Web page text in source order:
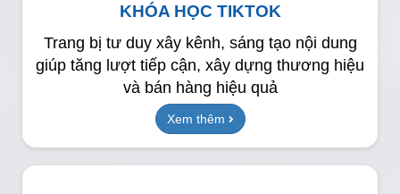
KHÓA HỌC TIKTOK
Trang bị tư duy xây kênh, sáng tạo nội dung
giúp tăng lượt tiếp cận, xây dựng thương hiệu
và bán hàng hiệu quả
Xem thêm